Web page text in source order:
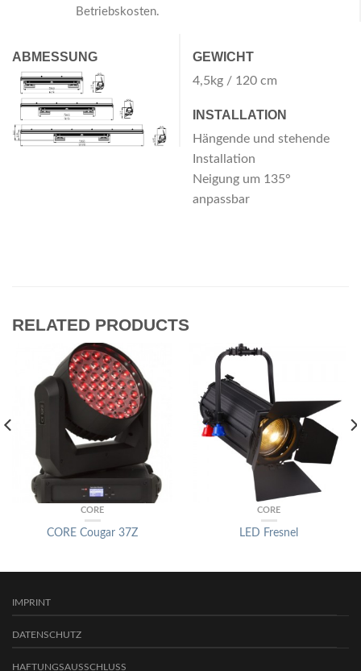
Betriebskosten.
ABMESSUNG GEWICHT
4,5kg / 120 cm
INSTALLATION
Hängende und stehende
Installation
Neigung um 135°
anpassbar
RELATED PRODUCTS
CORE
CORE Cougar 37Z
CORE
LED Fresnel
IMPRINT
DATENSCHUTZ
HAFTUNGSAUSSCHLUSS